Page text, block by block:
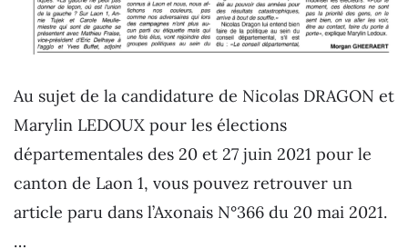
Au sujet de la candidature de Nicolas DRAGON et
Marylin LEDOUX pour les élections
départementales des 20 et 27 juin 2021 pour le
canton de Laon 1, vous pouvez retrouver un
article paru dans l’Axonais N°366 du 20 mai 2021.
…